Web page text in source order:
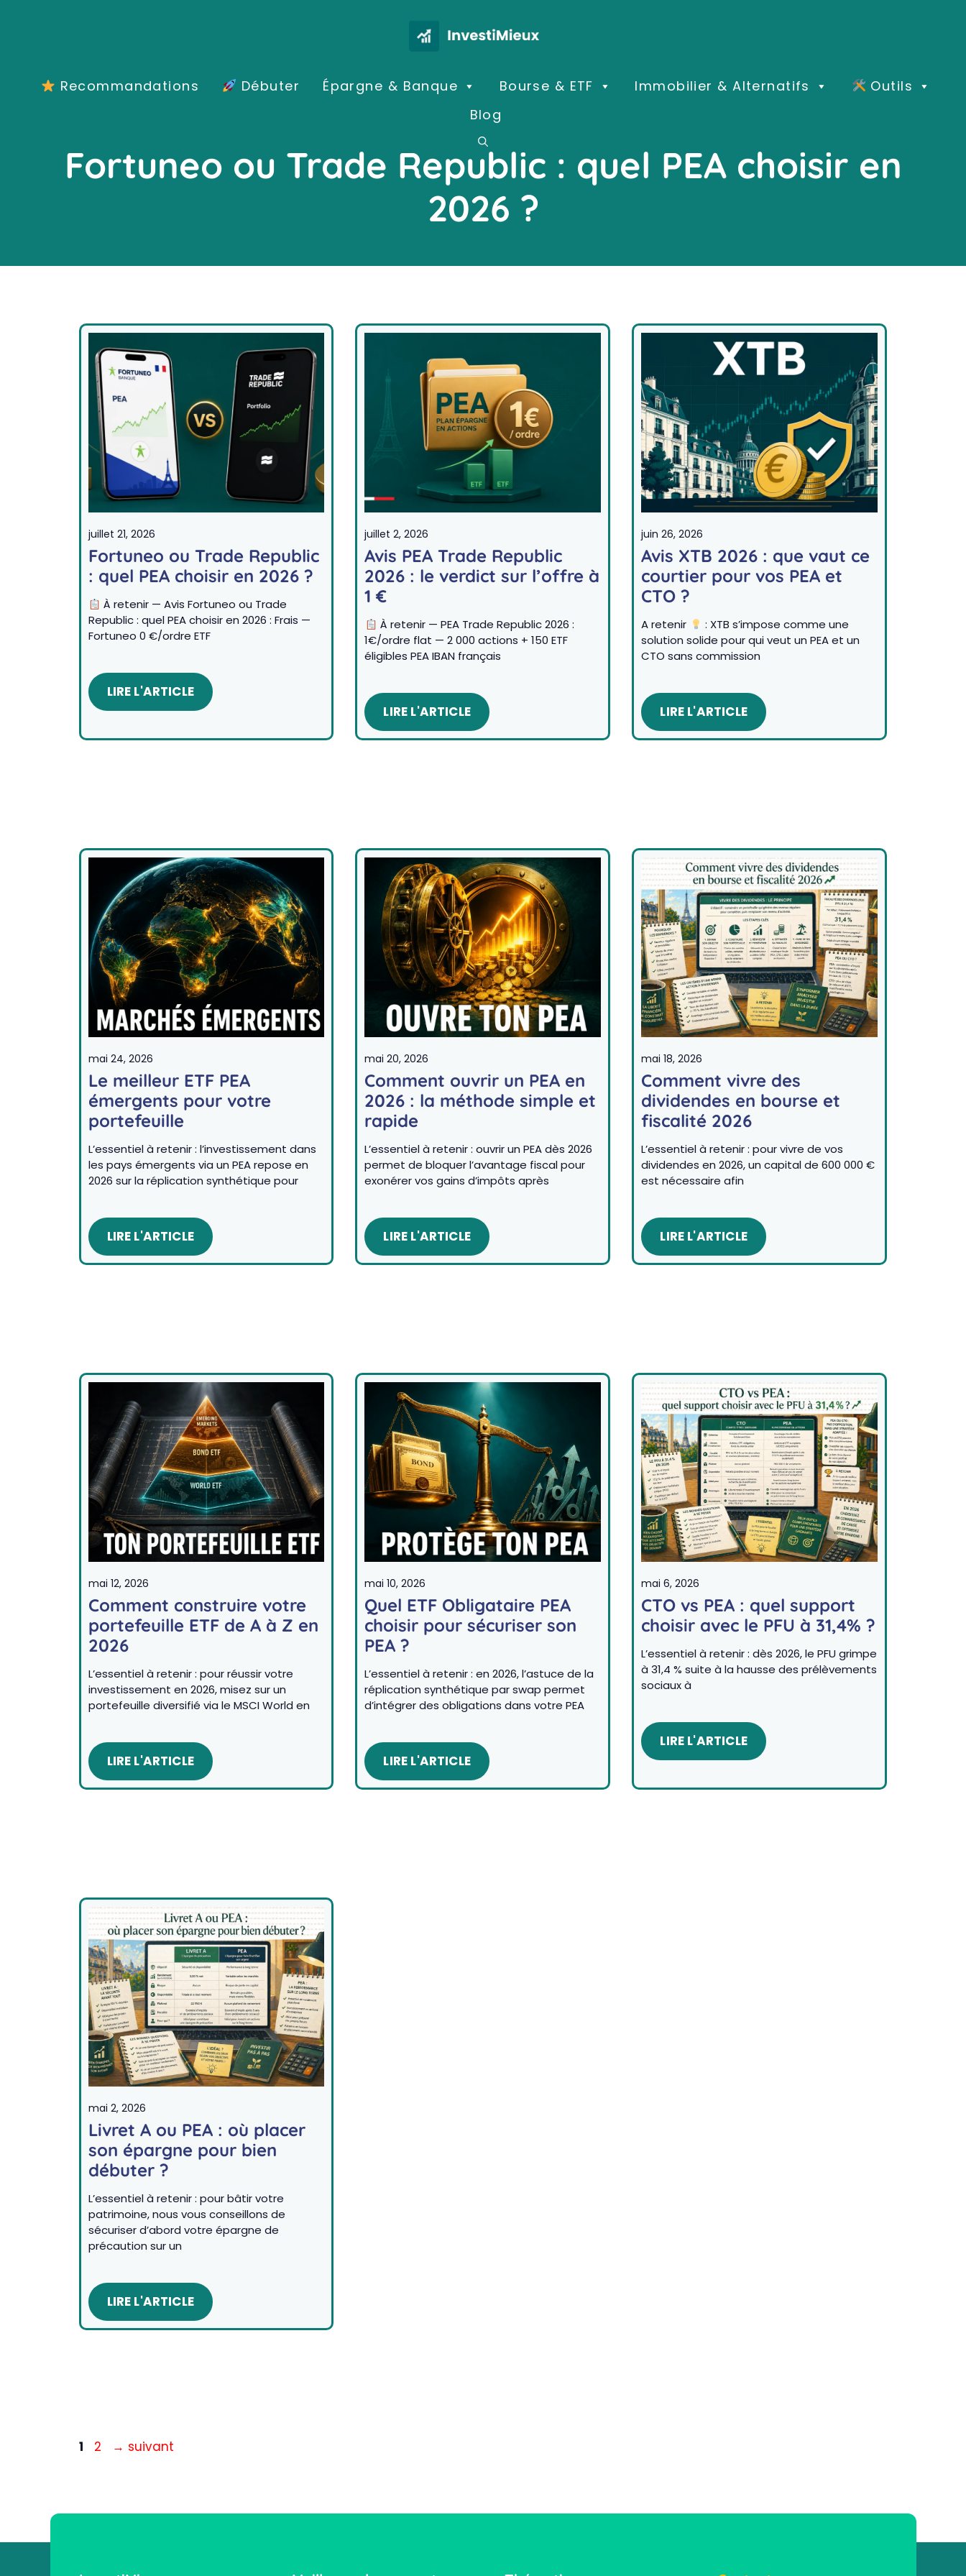
Recommandations Débuter Épargne & Banque Bourse & ETF Immobilier & Alternatifs
Outils
Blog
Fortuneo ou Trade Republic : quel PEA choisir en
2026 ?
juillet 21, 2026
Fortuneo ou Trade Republic
: quel PEA choisir en 2026 ?
À retenir — Avis Fortuneo ou Trade
Republic : quel PEA choisir en 2026 : Frais —
Fortuneo 0 €/ordre ETF
LIRE L'ARTICLE
juillet 2, 2026
Avis PEA Trade Republic
2026 : le verdict sur l’offre à
1 €
À retenir — PEA Trade Republic 2026 :
1€/ordre flat — 2 000 actions + 150 ETF
éligibles PEA IBAN français
LIRE L'ARTICLE
juin 26, 2026
Avis XTB 2026 : que vaut ce
courtier pour vos PEA et
CTO ?
A retenir
: XTB s’impose comme une
solution solide pour qui veut un PEA et un
CTO sans commission
LIRE L'ARTICLE
mai 24, 2026
Le meilleur ETF PEA
émergents pour votre
portefeuille
L’essentiel à retenir : l’investissement dans
les pays émergents via un PEA repose en
2026 sur la réplication synthétique pour
LIRE L'ARTICLE
mai 20, 2026
Comment ouvrir un PEA en
2026 : la méthode simple et
rapide
L’essentiel à retenir : ouvrir un PEA dès 2026
permet de bloquer l’avantage fiscal pour
exonérer vos gains d’impôts après
LIRE L'ARTICLE
mai 18, 2026
Comment vivre des
dividendes en bourse et
fiscalité 2026
L’essentiel à retenir : pour vivre de vos
dividendes en 2026, un capital de 600 000 €
est nécessaire afin
LIRE L'ARTICLE
mai 12, 2026
Comment construire votre
portefeuille ETF de A à Z en
2026
L’essentiel à retenir : pour réussir votre
investissement en 2026, misez sur un
portefeuille diversifié via le MSCI World en
LIRE L'ARTICLE
mai 10, 2026
Quel ETF Obligataire PEA
choisir pour sécuriser son
PEA ?
L’essentiel à retenir : en 2026, l’astuce de la
réplication synthétique par swap permet
d’intégrer des obligations dans votre PEA
LIRE L'ARTICLE
mai 6, 2026
CTO vs PEA : quel support
choisir avec le PFU à 31,4% ?
L’essentiel à retenir : dès 2026, le PFU grimpe
à 31,4 % suite à la hausse des prélèvements
sociaux à
LIRE L'ARTICLE
mai 2, 2026
Livret A ou PEA : où placer
son épargne pour bien
débuter ?
L’essentiel à retenir : pour bâtir votre
patrimoine, nous vous conseillons de
sécuriser d’abord votre épargne de
précaution sur un
LIRE L'ARTICLE
Page
1 Page
2 → suivant